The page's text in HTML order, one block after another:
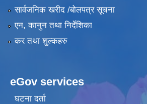
सार्वजनिक खरीद /बोलपत्र सूचना
एन, कानुन तथा निर्देशिका
कर तथा शुल्कहरु
eGov services
घटना दर्ता